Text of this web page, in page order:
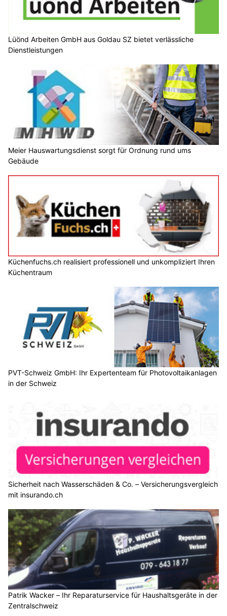
Lüönd Arbeiten GmbH aus Goldau SZ bietet verlässliche
Dienstleistungen
Meier Hauswartungsdienst sorgt für Ordnung rund ums
Gebäude
Küchenfuchs.ch realisiert professionell und unkompliziert Ihren
Küchentraum
PVT-Schweiz GmbH: Ihr Expertenteam für Photovoltaikanlagen
in der Schweiz
Sicherheit nach Wasserschäden & Co. – Versicherungsvergleich
mit insurando.ch
Patrik Wacker – Ihr Reparaturservice für Haushaltsgeräte in der
Zentralschweiz